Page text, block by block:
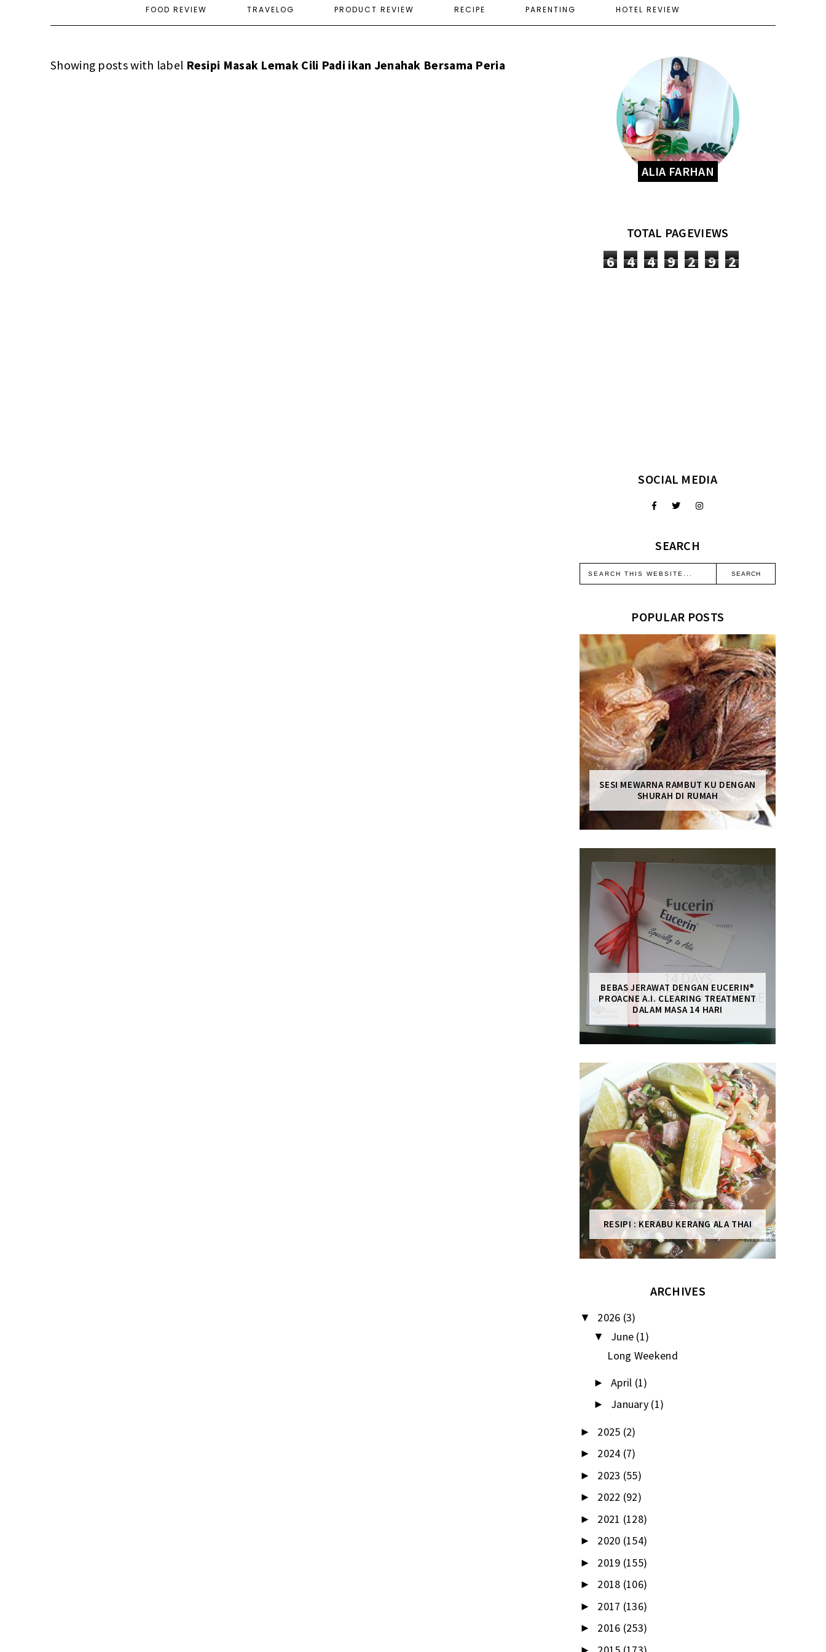
FOOD REVIEW TRAVELOG PRODUCT REVIEW RECIPE PARENTING HOTEL REVIEW
Showing posts with label Resipi Masak Lemak Cili Padi ikan Jenahak Bersama Peria
ALIA FARHAN
TOTAL PAGEVIEWS
6 4 4 9 2 9 2
SOCIAL MEDIA
SEARCH
POPULAR POSTS
SESI MEWARNA RAMBUT KU DENGAN
SHURAH DI RUMAH
BEBAS JERAWAT DENGAN EUCERIN®
PROACNE A.I. CLEARING TREATMENT
DALAM MASA 14 HARI
RESIPI : KERABU KERANG ALA THAI
ARCHIVES
▼ 2026 (3)
▼ June (1)
Long Weekend
► April (1)
► January (1)
► 2025 (2)
► 2024 (7)
► 2023 (55)
► 2022 (92)
► 2021 (128)
► 2020 (154)
► 2019 (155)
► 2018 (106)
► 2017 (136)
► 2016 (253)